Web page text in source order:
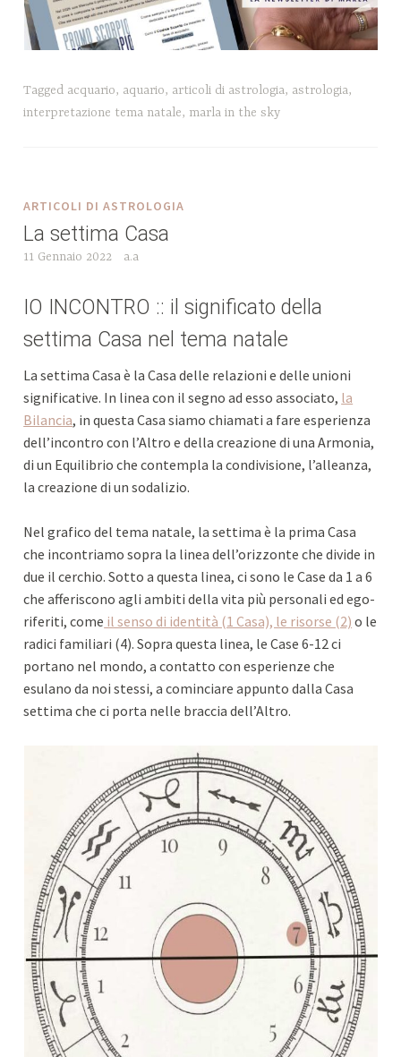
Tagged acquario, aquario, articoli di astrologia, astrologia,
interpretazione tema natale, marla in the sky
ARTICOLI DI ASTROLOGIA
La settima Casa
11 Gennaio 2022 a.a
IO INCONTRO :: il significato della
settima Casa nel tema natale
La settima Casa è la Casa delle relazioni e delle unioni
significative. In linea con il segno ad esso associato, la
Bilancia, in questa Casa siamo chiamati a fare esperienza
dell’incontro con l’Altro e della creazione di una Armonia,
di un Equilibrio che contempla la condivisione, l’alleanza,
la creazione di un sodalizio.
Nel grafico del tema natale, la settima è la prima Casa
che incontriamo sopra la linea dell’orizzonte che divide in
due il cerchio. Sotto a questa linea, ci sono le Case da 1 a 6
che afferiscono agli ambiti della vita più personali ed ego-
riferiti, come il senso di identità (1 Casa), le risorse (2) o le
radici familiari (4). Sopra questa linea, le Case 6-12 ci
portano nel mondo, a contatto con esperienze che
esulano da noi stessi, a cominciare appunto dalla Casa
settima che ci porta nelle braccia dell’Altro.